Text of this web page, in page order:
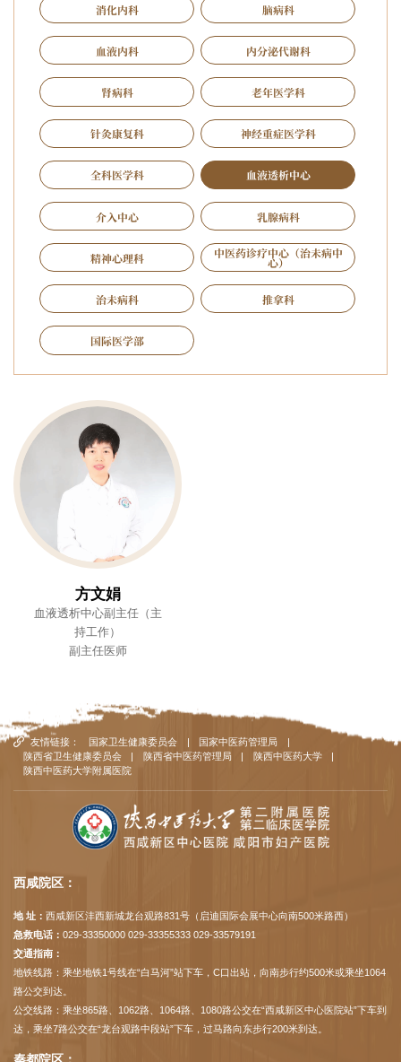
消化内科 脑病科
血液内科 内分泌代谢科
肾病科 老年医学科
针灸康复科 神经重症医学科
全科医学科 血液透析中心
介入中心 乳腺病科
精神心理科 中医药诊疗中心（治未病中
心）
治未病科 推拿科
国际医学部
方文娟
血液透析中心副主任（主
持工作）
副主任医师
友情链接： 国家卫生健康委员会 | 国家中医药管理局
|
陕西省卫生健康委员会
| 陕西省中医药管理局 | 陕西中医药大学
|
陕西中医药大学附属医院
西咸院区：
地 址： 西咸新区沣西新城龙台观路831号（启迪国际会展中心向南500米路西）
急救电话： 029-33350000 029-33355333 029-33579191
交通指南：
地铁线路：乘坐地铁1号线在“白马河”站下车，C口出站，向南步行约500米或乘坐1064
路公交到达。
公交线路：乘坐865路、1062路、1064路、1080路公交在“西咸新区中心医院站”下车到
达，乘坐7路公交在“龙台观路中段站”下车，过马路向东步行200米到达。
秦都院区：